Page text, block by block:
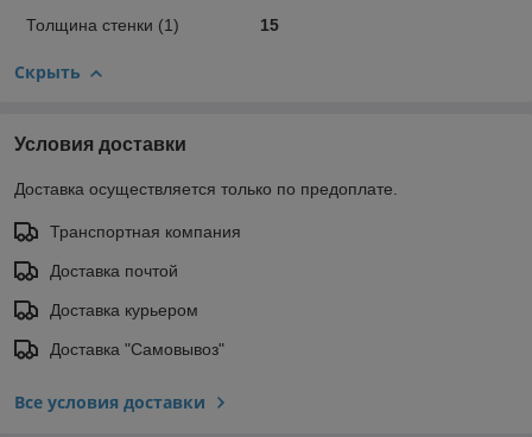
Толщина стенки (1) 15
Скрыть
Условия доставки
Доставка осуществляется только по предоплате.
Транспортная компания
Доставка почтой
Доставка курьером
Доставка "Самовывоз"
Все условия доставки